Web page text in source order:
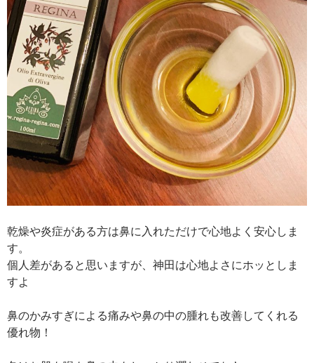
乾燥や炎症がある方は鼻に入れただけで心地よく安心しま
す。
個人差があると思いますが、神田は心地よさにホッとしま
すよ
鼻のかみすぎによる痛みや鼻の中の腫れも改善してくれる
優れ物！